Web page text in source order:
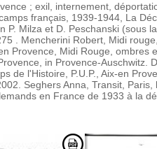
; exil, internement,
français, 1939-1944, La
P. Milza et D. Peschanski (sous
. Mencherini Robert, Midi
Provence, Midi Rouge, ombres
in Provence-
de l'Histoire, P.U.P., Aix-en
Seghers Anna, Transit,
en France de 1933 à la